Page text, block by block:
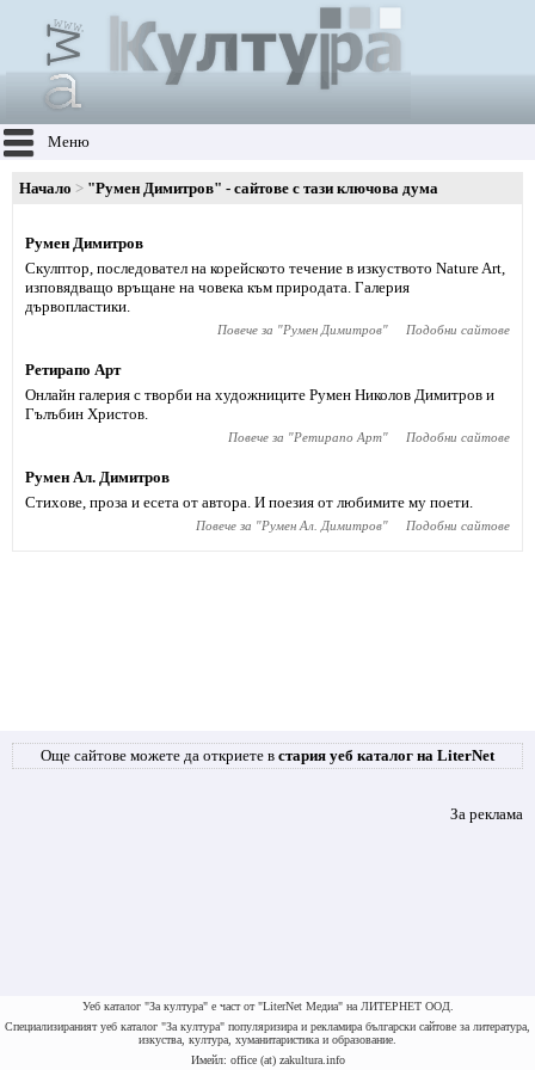
Меню
Начало "Румен Димитров" - сайтове с тази ключова дума
Румен Димитров
Скулптор, последовател на корейското течение в изкуството Nature Art,
изповядващо връщане на човека към природата. Галерия
дървопластики.
Повече за "Румен Димитров" Подобни сайтове
Ретирапо Арт
Онлайн галерия с творби на художниците Румен Николов Димитров и
Гълъбин Христов.
Повече за "Ретирапо Арт" Подобни сайтове
Румен Ал. Димитров
Стихове, проза и есета от автора. И поезия от любимите му поети.
Повече за "Румен Ал. Димитров" Подобни сайтове
Още сайтове можете да откриете в стария уеб каталог на LiterNet
За реклама
Уеб каталог "За култура" е част от "LiterNet Медиа" на ЛИТЕРНЕТ ООД.
Специализираният уеб каталог "За култура" популяризира и рекламира български сайтове за литература,
изкуства, култура, хуманитаристика и образование.
Имейл: office (at) zakultura.info